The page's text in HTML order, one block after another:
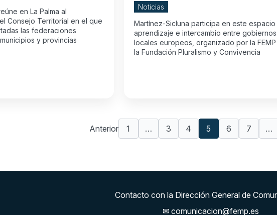
en La Palma al
Consejo Territorial en el que
las federaciones
y provincias
Noticias
Martínez-Sicluna participa en este
aprendizaje e intercambio entre gobiernos
locales europeos, organizado por la
la Fundación Pluralismo y Convivencia
Anterior 1 … 3 4 5 6 7 …
Contacto con la Dirección General de
✉ comunicacion@femp.es